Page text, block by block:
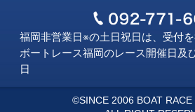
福岡非営業日※の土日祝日は、受付
ボートレース福岡のレース開催日及
日
©SINCE 2006 BOAT RACE